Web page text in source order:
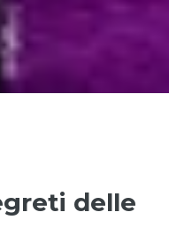
delle